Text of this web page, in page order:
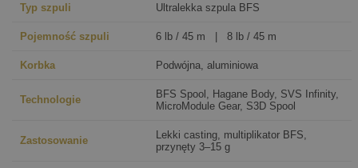
Typ szpuli Ultralekka szpula BFS
Pojemność szpuli 6 lb / 45 m | 8 lb / 45 m
Korbka Podwójna, aluminiowa
Technologie
BFS Spool, Hagane Body, SVS Infinity,
MicroModule Gear, S3D Spool
Zastosowanie
Lekki casting, multiplikator BFS,
przynęty 3–15 g